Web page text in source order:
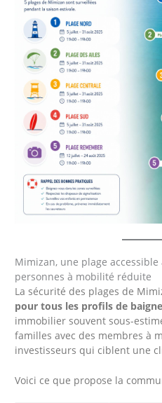
Mimizan, une plage
personnes à mobilité réduite
La sécurité des plages de
pour tous les profils de
immobilier souvent sous-
familles avec des membres à
investisseurs qui ciblent une
Voici ce que propose la